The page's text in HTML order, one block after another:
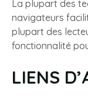
La plupart des
navigateurs
plupart des
fonctionnalité
LIENS